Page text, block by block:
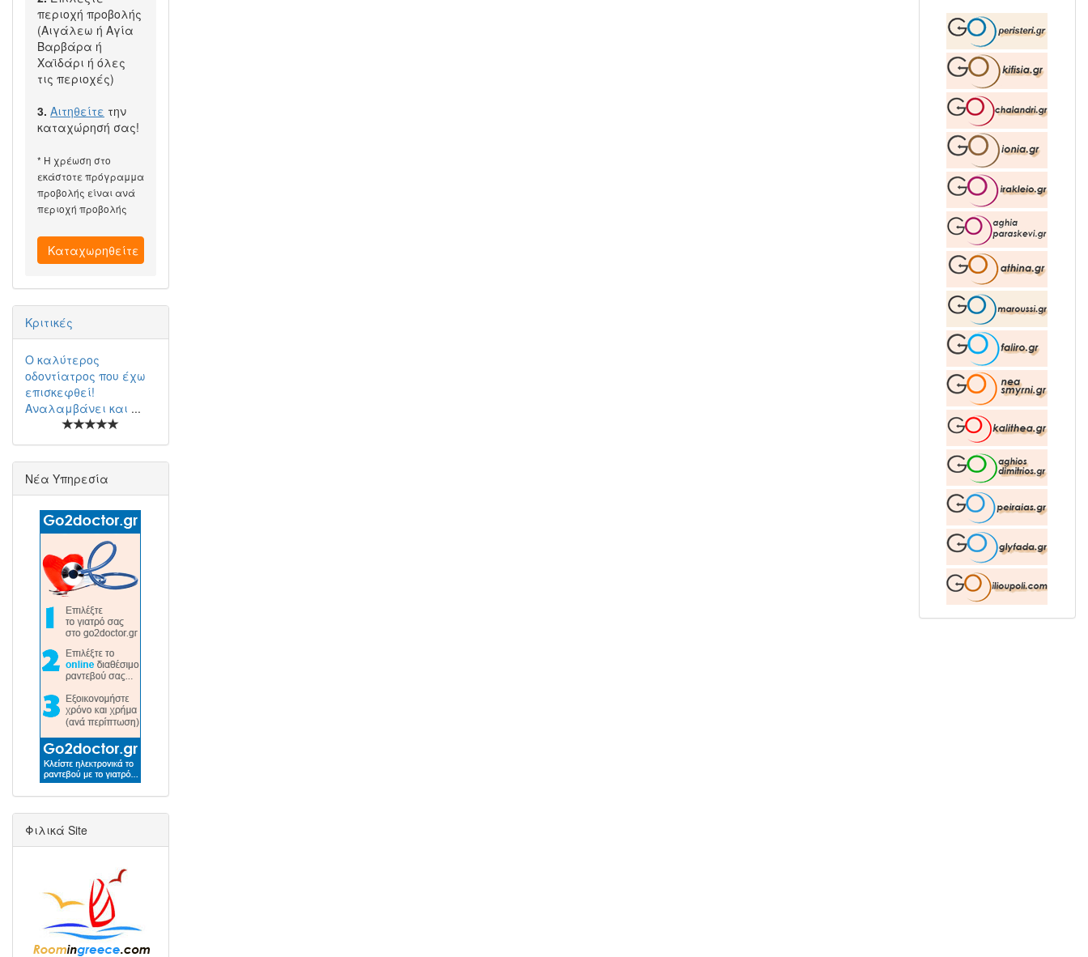
περιοχή προβολής
(Αιγάλεω ή Αγία
Βαρβάρα ή
Χαϊδάρι ή όλες
τις περιοχές)
3. Αιτηθείτε την
καταχώρησή σας!
* Η χρέωση στο
εκάστοτε πρόγραμμα
προβολής είναι ανά
περιοχή προβολής
Καταχωρηθείτε
Κριτικές
Ο καλύτερος
οδοντίατρος που έχω
επισκεφθεί!
Αναλαμβάνει και ...
Νέα Υπηρεσία
Φιλικά Site